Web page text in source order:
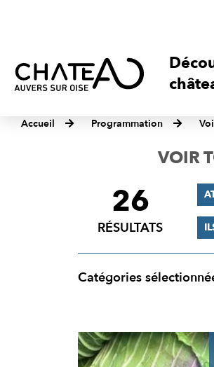
Accueil Programmation
VOIR
FILTRER
RÉSULTATS
26
RÉSULTATS
Catégories
RÉSULTATS